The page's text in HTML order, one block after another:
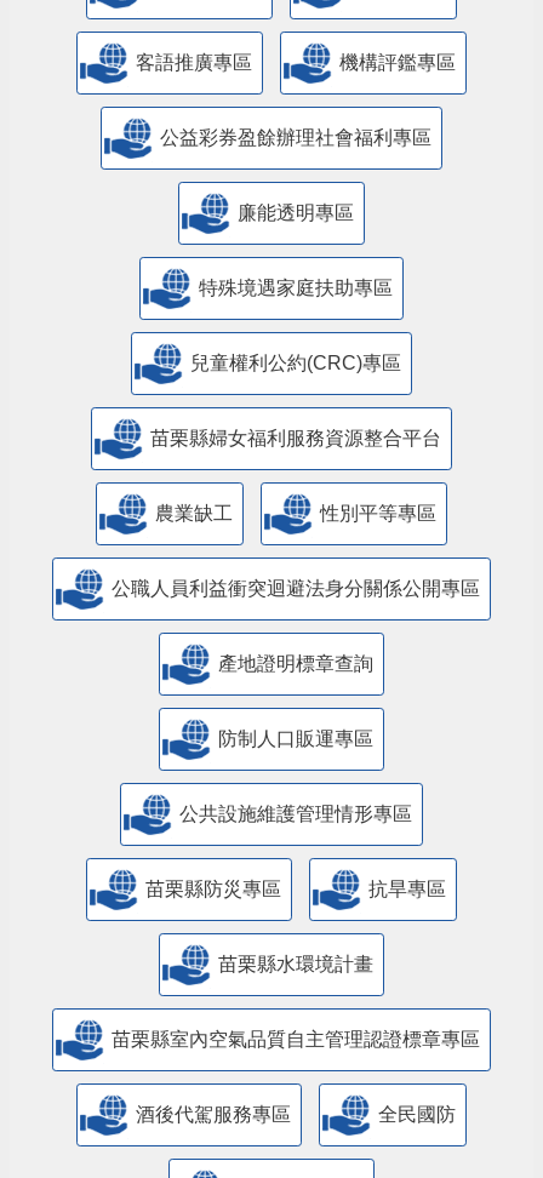
客語推廣專區 機構評鑑專區
公益彩券盈餘辦理社會福利專區
廉能透明專區
特殊境遇家庭扶助專區
兒童權利公約(CRC)專區
苗栗縣婦女福利服務資源整合平台
農業缺工 性別平等專區
公職人員利益衝突迴避法身分關係公開專區
產地證明標章查詢
防制人口販運專區
​公共設施維護管理情形專區
苗栗縣防災專區 抗旱專區
苗栗縣水環境計畫
苗栗縣室內空氣品質自主管理認證標章專區
酒後代駕服務專區 全民國防